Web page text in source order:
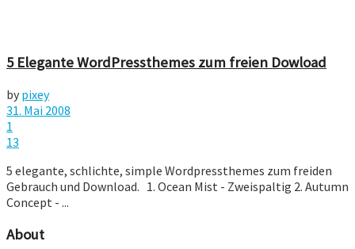
5 Elegante WordPressthemes zum freien Dowload
by pixey
31. Mai 2008
1
13
5 elegante, schlichte, simple Wordpressthemes zum freiden
Gebrauch und Download. 1. Ocean Mist - Zweispaltig 2. Autumn
Concept - ...
About